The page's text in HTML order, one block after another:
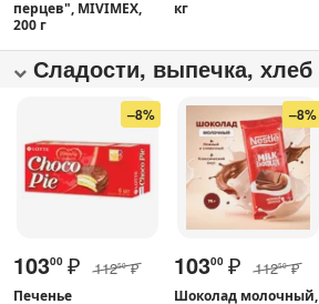
перцев", MIVIMEX,
200 г
кг
Сладости, выпечка, хлеб
–8%
10300 ₽ 11250 ₽
Печенье
–8%
10300 ₽ 11250 ₽
Шоколад молочный,